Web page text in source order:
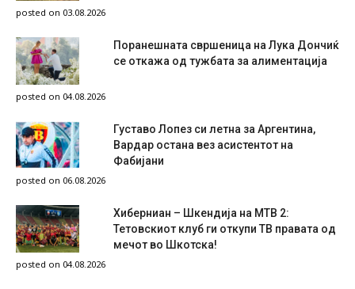
posted on 03.08.2026
Поранешната свршеница на Лука Дончиќ
се откажа од тужбата за алиментација
posted on 04.08.2026
Густаво Лопез си летна за Аргентина,
Вардар остана вез асистентот на
Фабијани
posted on 06.08.2026
Хиберниан – Шкендија на МТВ 2:
Тетовскиот клуб ги откупи ТВ правата од
мечот во Шкотска!
posted on 04.08.2026